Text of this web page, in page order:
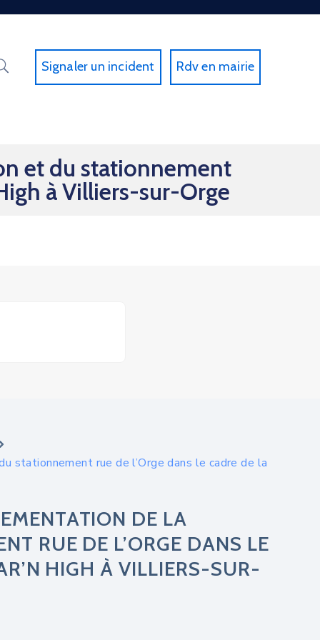
Signaler un incident Rdv en mairie
et du stationnement
à Villiers-sur-Orge
rue de l’Orge dans le cadre de la
DE LA
RUE DE L’ORGE DANS LE
HIGH À VILLIERS-SUR-